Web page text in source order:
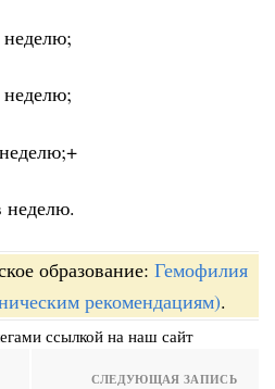
неделю.
образование: Гемофилия
рекомендациям).
ссылкой на наш сайт
СЛЕДУЮЩАЯ ЗАПИСЬ